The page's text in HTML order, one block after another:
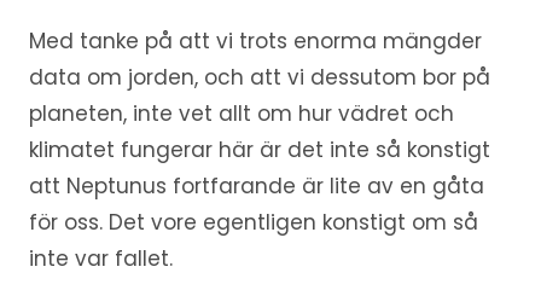
Med tanke på att vi trots enorma mängder
data om jorden, och att vi dessutom bor på
planeten, inte vet allt om hur vädret och
klimatet fungerar här är det inte så konstigt
att Neptunus fortfarande är lite av en gåta
för oss. Det vore egentligen konstigt om så
inte var fallet.